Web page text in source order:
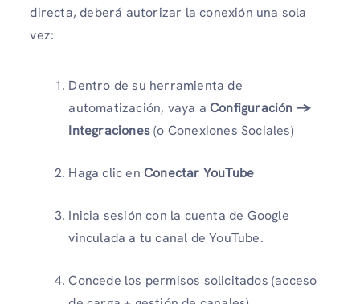
directa, deberá autorizar la conexión una sola
vez:
Dentro de su herramienta de
automatización, vaya a Configuración →
Integraciones(o Conexiones Sociales)
Haga clic en Conectar YouTube
Inicia sesión con la cuenta de Google
vinculada a tu canal de YouTube.
Concede los permisos solicitados (acceso